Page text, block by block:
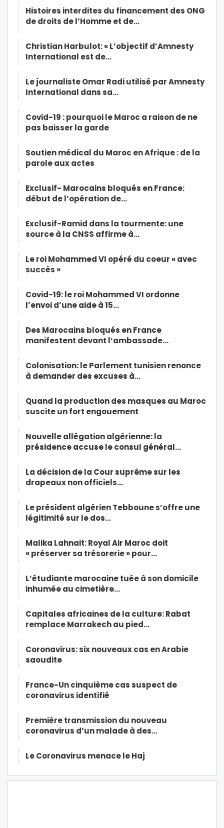
Histoires interdites du financement des ONG
de droits de l’Homme et de…
Christian Harbulot: « L’objectif d’Amnesty
International est de…
Le journaliste Omar Radi utilisé par Amnesty
International dans sa…
Covid-19 : pourquoi le Maroc a raison de ne
pas baisser la garde
Soutien médical du Maroc en Afrique : de la
parole aux actes
Exclusif- Marocains bloqués en France:
début de l’opération de…
Exclusif-Ramid dans la tourmente: une
source à la CNSS affirme à…
Le roi Mohammed VI opéré du coeur « avec
succès »
Covid-19: le roi Mohammed VI ordonne
l’envoi d’une aide à 15…
Des Marocains bloqués en France
manifestent devant l’ambassade…
Colonisation: le Parlement tunisien renonce
à demander des excuses à…
Quand la production des masques au Maroc
suscite un fort engouement
Nouvelle allégation algérienne: la
présidence accuse le consul général…
La décision de la Cour suprême sur les
drapeaux non officiels…
Le président algérien Tebboune s’offre une
légitimité sur le dos…
Malika Lahnait: Royal Air Maroc doit
« préserver sa trésorerie » pour…
L’étudiante marocaine tuée à son domicile
inhumée au cimetière…
Capitales africaines de la culture: Rabat
remplace Marrakech au pied…
Coronavirus: six nouveaux cas en Arabie
saoudite
France-Un cinquième cas suspect de
coronavirus identifié
Première transmission du nouveau
coronavirus d’un malade à des…
Le Coronavirus menace le Haj